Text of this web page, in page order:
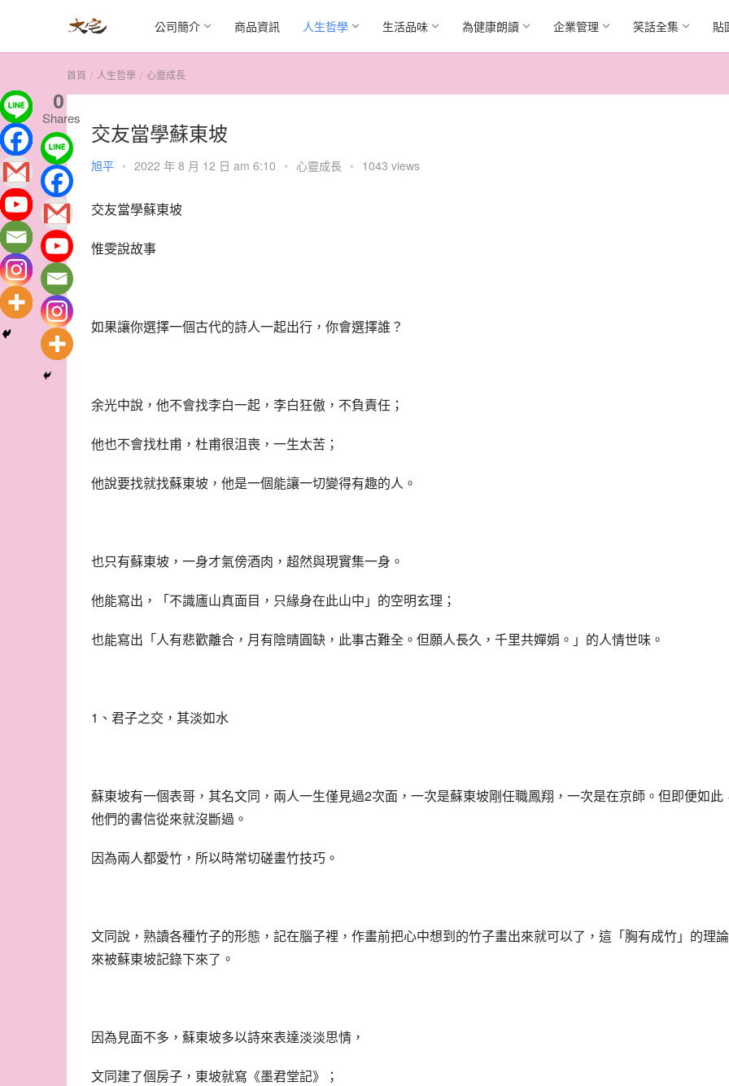
公司簡介 商品資訊 人生哲學 生活品味 為健康朗讀 企業管理 笑話全集 貼
首頁 人生哲學 心靈成長
交友當學蘇東坡
旭平 • 2022 年 8 月 12 日 am 6:10 • 心靈成長 • 1043 views
交友當學蘇東坡
惟雯說故事
如果讓你選擇一個古代的詩人一起出行，你會選擇誰？
余光中說，他不會找李白一起，李白狂傲，不負責任；
他也不會找杜甫，杜甫很沮喪，一生太苦；
他說要找就找蘇東坡，他是一個能讓一切變得有趣的人。
也只有蘇東坡，一身才氣傍酒肉，超然與現實集一身。
他能寫出，「不識廬山真面目，只緣身在此山中」的空明玄理；
也能寫出「人有悲歡離合，月有陰晴圓缺，此事古難全。但願人長久，千里共嬋娟。」的人情世味。
1、君子之交，其淡如水
蘇東坡有一個表哥，其名文同，兩人一生僅見過2次面，一次是蘇東坡剛任職鳳翔，一次是在京師。但即便如此
他們的書信從來就沒斷過。
因為兩人都愛竹，所以時常切磋畫竹技巧。
文同說，熟讀各種竹子的形態，記在腦子裡，作畫前把心中想到的竹子畫出來就可以了，這「胸有成竹」的理
來被蘇東坡記錄下來了。
因為見面不多，蘇東坡多以詩來表達淡淡思情，
文同建了個房子，東坡就寫《墨君堂記》；
0
Shares